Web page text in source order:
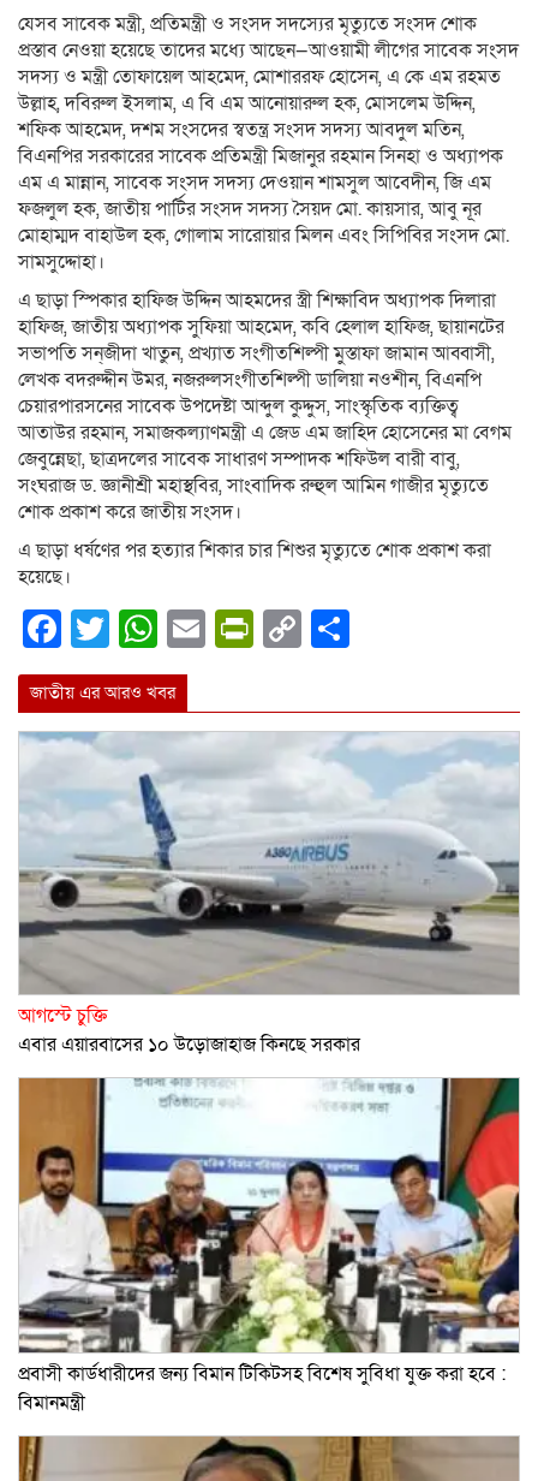
যেসব সাবেক মন্ত্রী, প্রতিমন্ত্রী ও সংসদ সদস্যের মৃত্যুতে সংসদ শোক
প্রস্তাব নেওয়া হয়েছে তাদের মধ্যে আছেন—আওয়ামী লীগের সাবেক সংসদ
সদস্য ও মন্ত্রী তোফায়েল আহমেদ, মোশাররফ হোসেন, এ কে এম রহমত
উল্লাহ, দবিরুল ইসলাম, এ বি এম আনোয়ারুল হক, মোসলেম উদ্দিন,
শফিক আহমেদ, দশম সংসদের স্বতন্ত্র সংসদ সদস্য আবদুল মতিন,
বিএনপির সরকারের সাবেক প্রতিমন্ত্রী মিজানুর রহমান সিনহা ও অধ্যাপক
এম এ মান্নান, সাবেক সংসদ সদস্য দেওয়ান শামসুল আবেদীন, জি এম
ফজলুল হক, জাতীয় পার্টির সংসদ সদস্য সৈয়দ মো. কায়সার, আবু নূর
মোহাম্মদ বাহাউল হক, গোলাম সারোয়ার মিলন এবং সিপিবির সংসদ মো.
সামসুদ্দোহা।
এ ছাড়া স্পিকার হাফিজ উদ্দিন আহমদের স্ত্রী শিক্ষাবিদ অধ্যাপক দিলারা
হাফিজ, জাতীয় অধ্যাপক সুফিয়া আহমেদ, কবি হেলাল হাফিজ, ছায়ানটের
সভাপতি সন্‌জীদা খাতুন, প্রখ্যাত সংগীতশিল্পী মুস্তাফা জামান আব্বাসী,
লেখক বদরুদ্দীন উমর, নজরুলসংগীতশিল্পী ডালিয়া নওশীন, বিএনপি
চেয়ারপারসনের সাবেক উপদেষ্টা আব্দুল কুদ্দুস, সাংস্কৃতিক ব্যক্তিত্ব
আতাউর রহমান, সমাজকল্যাণমন্ত্রী এ জেড এম জাহিদ হোসেনের মা বেগম
জেবুন্নেছা, ছাত্রদলের সাবেক সাধারণ সম্পাদক শফিউল বারী বাবু,
সংঘরাজ ড. জ্ঞানীশ্রী মহাস্থবির, সাংবাদিক রুহুল আমিন গাজীর মৃত্যুতে
শোক প্রকাশ করে জাতীয় সংসদ।
এ ছাড়া ধর্ষণের পর হত্যার শিকার চার শিশুর মৃত্যুতে শোক প্রকাশ করা
হয়েছে।
Facebook
Twitter
WhatsApp
EmailPrintFriendly
Copy
জাতীয় এর আরও খবর
আগস্টে চুক্তি
এবার এয়ারবাসের ১০ উড়োজাহাজ কিনছে সরকার
প্রবাসী কার্ডধারীদের জন্য বিমান টিকিটসহ বিশেষ সুবিধা যুক্ত করা হবে :
বিমানমন্ত্রী